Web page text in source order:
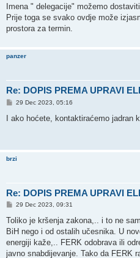
Imena " delegacije" možemo
Prije toga se svako ovdje može
prostora za termin.
panzer
Re: DOPIS PREMA UPRAVI
P
s
29 Dec 2023, 05:16
I ako hoćete, kontaktiraćemo jadran
brzi
Re: DOPIS PREMA UPRAVI
P
s
29 Dec 2023, 09:31
Toliko je kršenja zakona,.. i to ne
BiH nego i od ostalih učesnika. U
energiji kaže,.. FERK odobrava ili
javno snabdijevanje. Tako da FERK